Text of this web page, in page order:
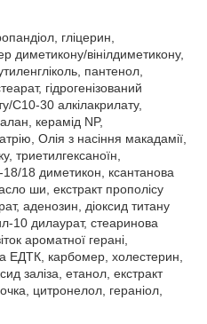
гліцерин,
диметикону/вінілдиметикону,
пантенол,
гідрогенізований
C10-30 алкілакрилату,
керамід NP,
Олія з насіння макадамії,
триетилгексаноїн,
18 диметикон, ксантанова
ши, екстракт прополісу
аденозин, діоксид титану
10 дилаурат, стеаринова
ароматної герані,
ЕДТК, карбомер, холестерин,
заліза, етанол, екстракт
цитронелол, гераніол,